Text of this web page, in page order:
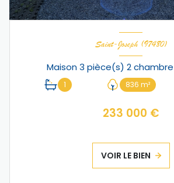
Saint-Joseph (97480)
1 836 m²
233 000 €
VOIR LE BIEN